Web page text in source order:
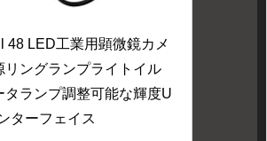
48 LED工業用顕微鏡カメ
リングランプライトイル
タランプ調整可能な輝度U
ターフェイス